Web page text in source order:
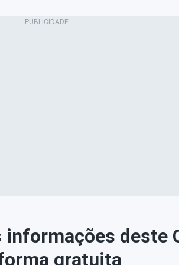
informações deste
gratuita